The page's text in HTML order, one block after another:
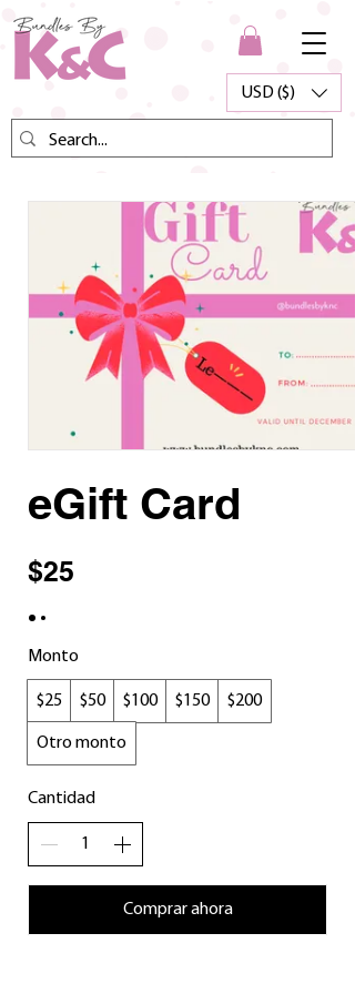
USD ($)
eGift Card
$25
Monto
$25 $50 $100 $150 $200
Otro monto
Cantidad
Comprar ahora